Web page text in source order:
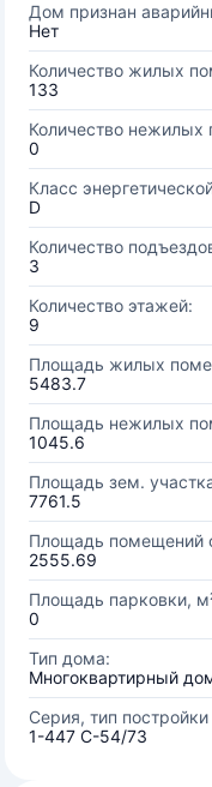
Дом признан
Нет
Количество жилых
133
Количество нежилых
0
Класс
D
Количество
3
Количество этажей:
9
Площадь жилых
5483.7
Площадь нежилых
1045.6
Площадь зем.
7761.5
Площадь помещений
2555.69
Площадь парковки,
0
Тип дома:
Многоквартирный
Серия, тип постройки
1-447 С-54/73